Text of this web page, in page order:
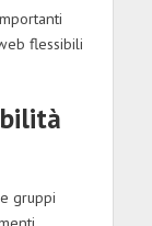
flessibili
gruppi